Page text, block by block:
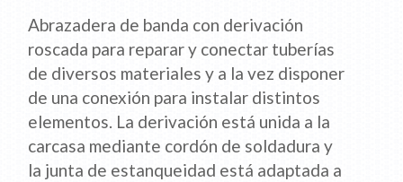
Abrazadera de banda con derivación
roscada para reparar y conectar tuberías
de diversos materiales y a la vez disponer
de una conexión para instalar distintos
elementos. La derivación está unida a la
carcasa mediante cordón de soldadura y
la junta de estanqueidad está adaptada a